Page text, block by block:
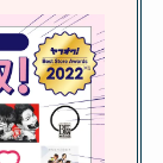
解説
はどうする？
売ると後悔す